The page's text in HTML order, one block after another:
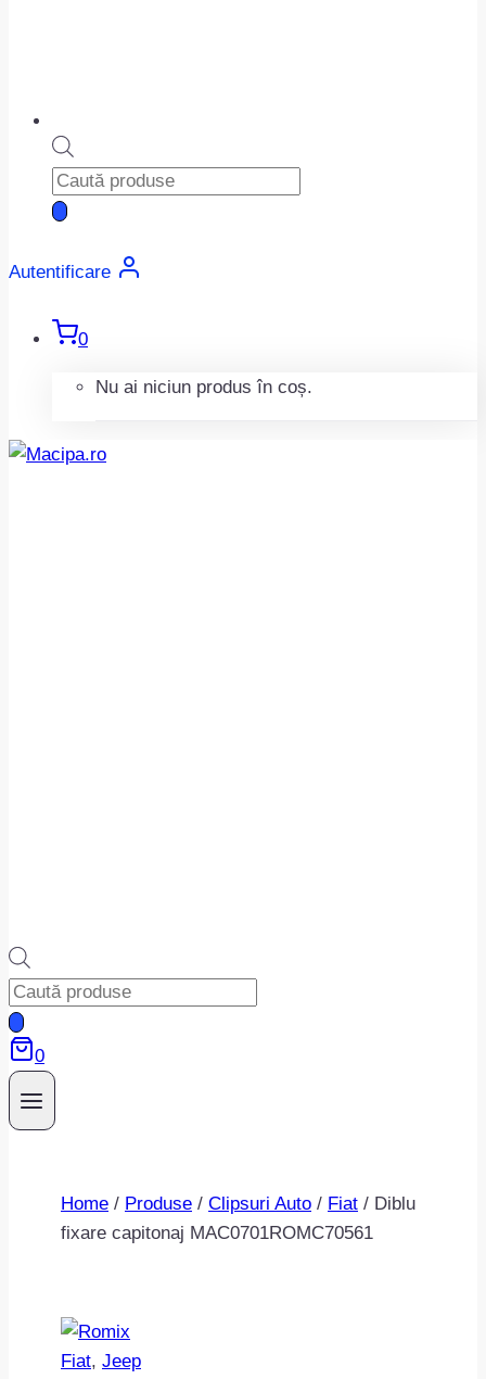
Products
search
Autentificare
0
Nu ai niciun produs în coș.
Products
search
0
Home / Produse / Clipsuri Auto / Fiat / Diblu
fixare capitonaj MAC0701ROMC70561
Fiat, Jeep